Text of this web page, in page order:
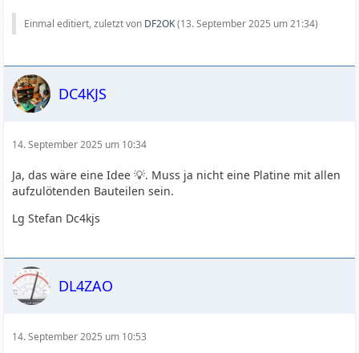
Einmal editiert, zuletzt von DF2OK(13. September 2025 um 21:34)
DC4KJS
14. September 2025 um 10:34
Ja, das wäre eine Idee 💡. Muss ja nicht eine Platine mit allen
aufzulötenden Bauteilen sein.
Lg Stefan Dc4kjs
DL4ZAO
14. September 2025 um 10:53